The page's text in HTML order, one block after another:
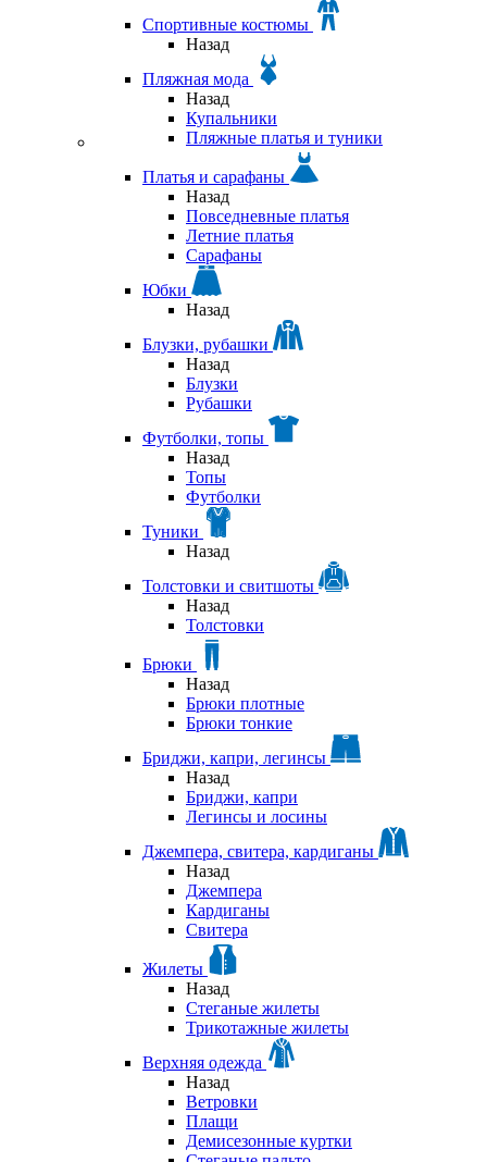
Спортивные костюмы
Назад
Пляжная мода
Назад
Купальники
Пляжные платья и туники
Платья и сарафаны
Назад
Повседневные платья
Летние платья
Сарафаны
Юбки
Назад
Блузки, рубашки
Назад
Блузки
Рубашки
Футболки, топы
Назад
Топы
Футболки
Туники
Назад
Толстовки и свитшоты
Назад
Толстовки
Брюки
Назад
Брюки плотные
Брюки тонкие
Бриджи, капри, легинсы
Назад
Бриджи, капри
Легинсы и лосины
Джемпера, свитера, кардиганы
Назад
Джемпера
Кардиганы
Свитера
Жилеты
Назад
Стеганые жилеты
Трикотажные жилеты
Верхняя одежда
Назад
Ветровки
Плащи
Демисезонные куртки